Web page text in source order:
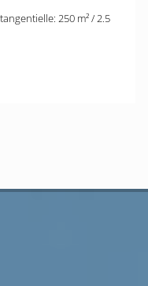
250 m² / 2.5